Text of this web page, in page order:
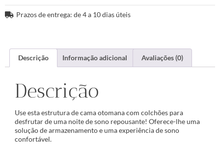
Prazos de entrega: de 4 a 10 dias úteis
Descrição Informação adicional Avaliações (0)
Descrição
Use esta estrutura de cama otomana com colchões para
desfrutar de uma noite de sono repousante! Oferece-lhe uma
solução de armazenamento e uma experiência de sono
confortável.